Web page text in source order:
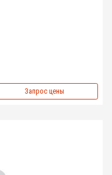
Запрос цены